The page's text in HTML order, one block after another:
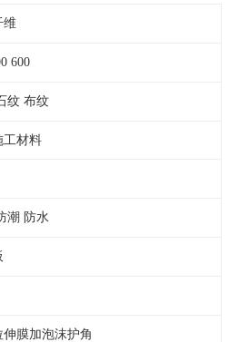
维
600
纹 布纹
工材料
潮 防水
伸膜加泡沫护角